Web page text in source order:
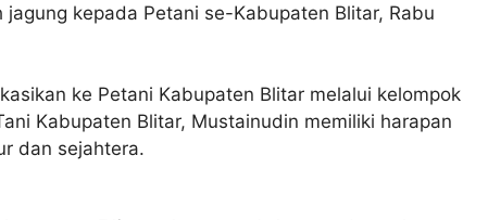
kepada Petani se-Kabupaten Blitar, Rabu
ke Petani Kabupaten Blitar melalui kelompok
Kabupaten Blitar, Mustainudin memiliki harapan
dan sejahtera.